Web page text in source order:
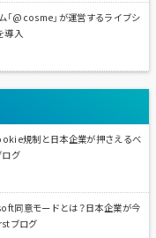
「@cosme」が運営するライブシ
導入
規制と日本企業が押さえるべ
グ
同意モードとは？日本企業が今
ブログ